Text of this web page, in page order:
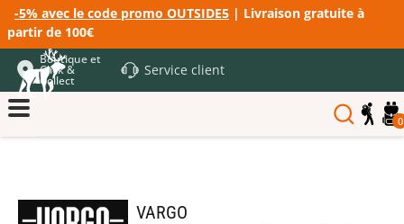
-5% avec le code promo OUTSIDE5 | Livraison gratuite à
partir de 100€
Boutique et
Click &
Collect
Service client
0
VARGO